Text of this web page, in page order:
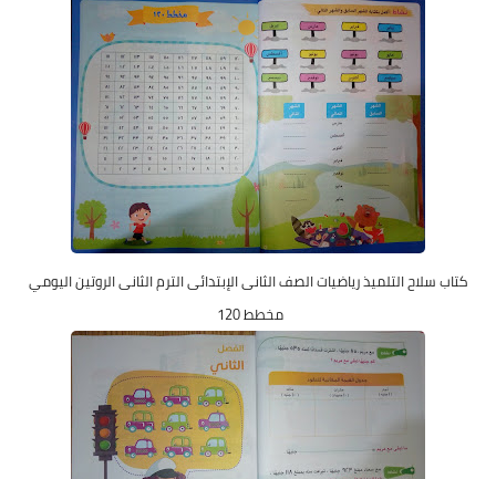
كتاب سلاح التلميذ رياضيات الصف الثانى الإبتدائى الترم الثانى الروتين اليومي
مخطط 120